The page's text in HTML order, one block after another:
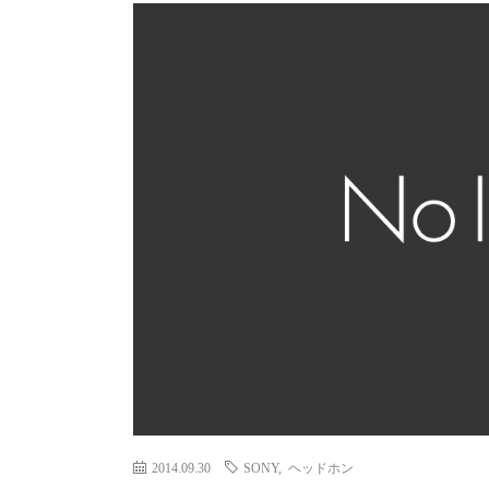
2014.09.30 SONY, ヘッドホン